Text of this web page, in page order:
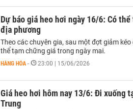
Dự báo giá heo hơi ngày 16/6: Có
địa phương
Theo các chuyên gia, sau một đợt giảm
thể tạm chững giá trong ngày mai.
HÀNG HÓA - 23:00 | 15/06/2026
Giá heo hơi hôm nay 13/6: Đi xuống
Trung